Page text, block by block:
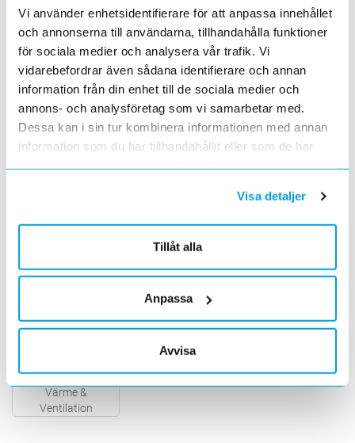
Vi använder enhetsidentifierare för att anpassa innehållet
och annonserna till användarna, tillhandahålla funktioner
för sociala medier och analysera vår trafik. Vi
vidarebefordrar även sådana identifierare och annan
information från din enhet till de sociala medier och
annons- och analysföretag som vi samarbetar med.
Dessa kan i sin tur kombinera informationen med annan
information som du har tillhandahållit eller som de har
samlat in när du har använt deras tjänster.
Visa detaljer
Tillåt alla
Anpassa
Avvisa
Kabel Elnätmateriel Installationsmateriel
Verktyg,
Tillfällig el, Sol, e-
Värme &
Ventilation